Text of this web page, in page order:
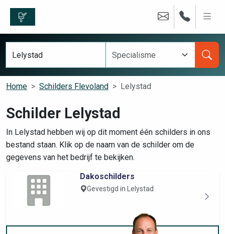
Home Schilders Flevoland Lelystad
Schilder Lelystad
In Lelystad hebben wij op dit moment één schilders in ons
bestand staan. Klik op de naam van de schilder om de
gegevens van het bedrijf te bekijken.
Dakoschilders
Gevestigd in Lelystad